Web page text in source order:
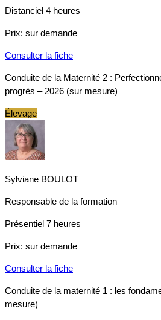
Distanciel 4 heures
Prix: sur demande
Consulter la fiche
Conduite de la Maternité 2 :
progrès – 2026 (sur mesure)
Élevage
Sylviane BOULOT
Responsable de la formation
Présentiel 7 heures
Prix: sur demande
Consulter la fiche
Conduite de la maternité 1 : les
mesure)